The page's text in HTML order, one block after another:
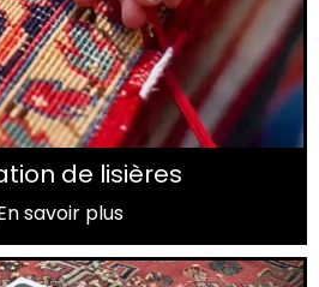
de lisières
savoir plus